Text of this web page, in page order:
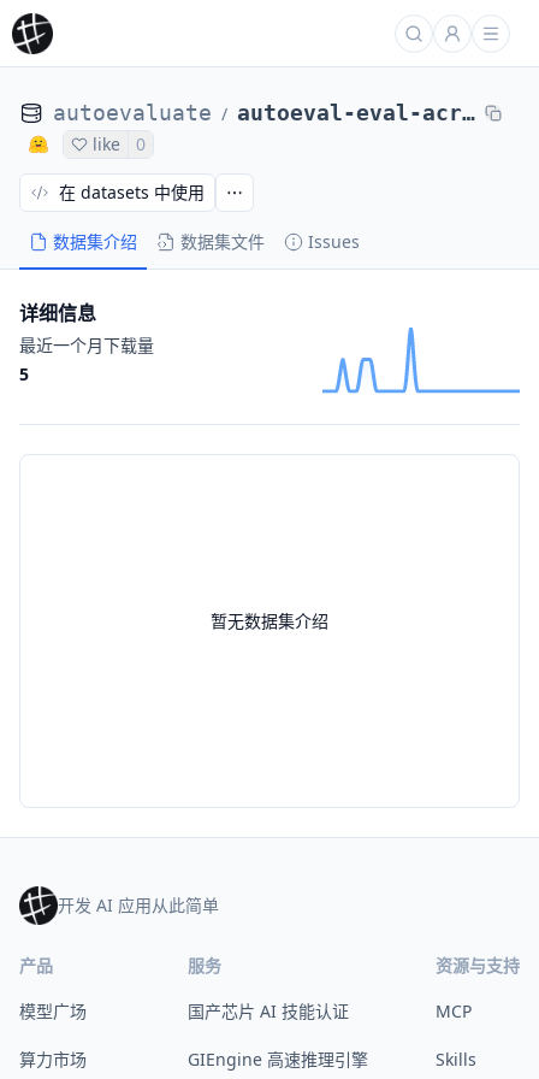
autoevaluate / autoeval-eval-acronym_identification-default-6c08c6-52922145339
like 0
数据集介绍 数据集文件 Issues
在 datasets 中使用
暂无数据集介绍
详细信息
最近一个月下载量
5
开发 AI 应用从此简单
产品
模型广场
算力市场
服务
国产芯片 AI 技能认证
GIEngine 高速推理引擎
资源与支持
MCP
Skills